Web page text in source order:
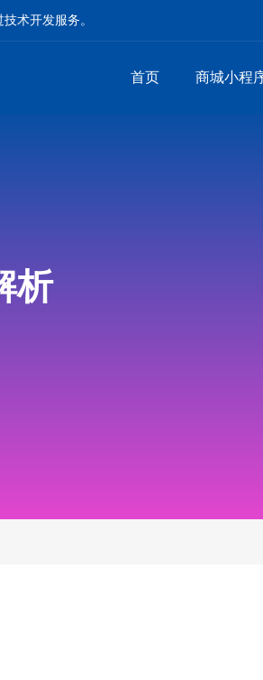
术开发服务。
首页 商城小程
析